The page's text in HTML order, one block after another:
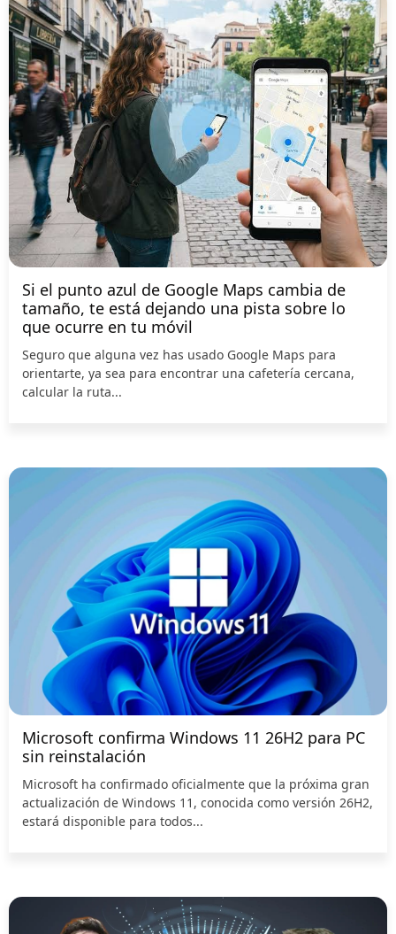
Si el punto azul de Google Maps cambia de
tamaño, te está dejando una pista sobre lo
que ocurre en tu móvil
Seguro que alguna vez has usado Google Maps para
orientarte, ya sea para encontrar una cafetería cercana,
calcular la ruta...
Microsoft confirma Windows 11 26H2 para PC
sin reinstalación
Microsoft ha confirmado oficialmente que la próxima gran
actualización de Windows 11, conocida como versión 26H2,
estará disponible para todos...